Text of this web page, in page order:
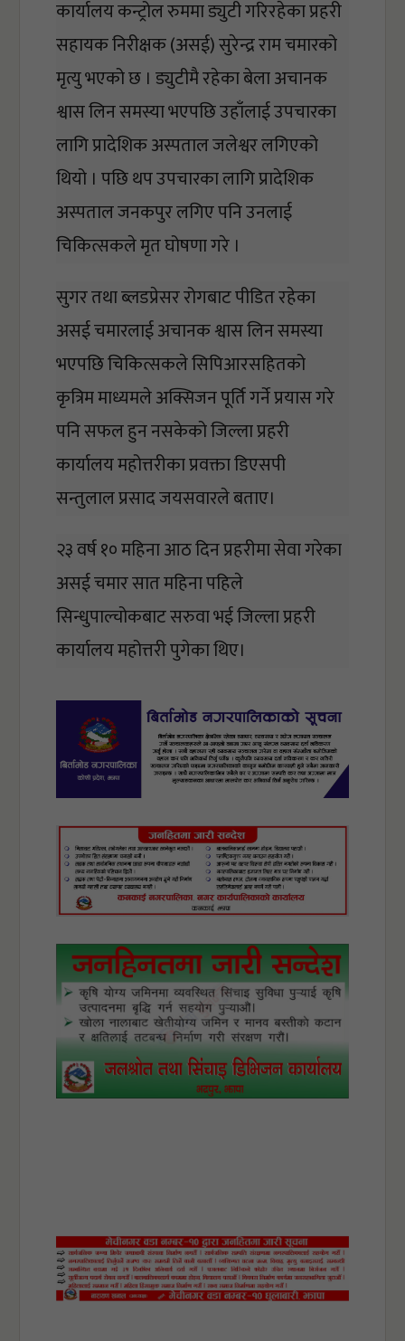
कार्यालय कन्ट्रोल रुममा ड्युटी गरिरहेका प्रहरी
सहायक निरीक्षक (असई) सुरेन्द्र राम चमारको
मृत्यु भएको छ । ड्युटीमै रहेका बेला अचानक
श्वास लिन समस्या भएपछि उहाँलाई उपचारका
लागि प्रादेशिक अस्पताल जलेश्वर लगिएको
थियो । पछि थप उपचारका लागि प्रादेशिक
अस्पताल जनकपुर लगिए पनि उनलाई
चिकित्सकले मृत घोषणा गरे ।
सुगर तथा ब्लडप्रेसर रोगबाट पीडित रहेका
असई चमारलाई अचानक श्वास लिन समस्या
भएपछि चिकित्सकले सिपिआरसहितको
कृत्रिम माध्यमले अक्सिजन पूर्ति गर्ने प्रयास गरे
पनि सफल हुन नसकेको जिल्ला प्रहरी
कार्यालय महोत्तरीका प्रवक्ता डिएसपी
सन्तुलाल प्रसाद जयसवारले बताए।
२३ वर्ष १० महिना आठ दिन प्रहरीमा सेवा गरेका
असई चमार सात महिना पहिले
सिन्धुपाल्चोकबाट सरुवा भई जिल्ला प्रहरी
कार्यालय महोत्तरी पुगेका थिए।